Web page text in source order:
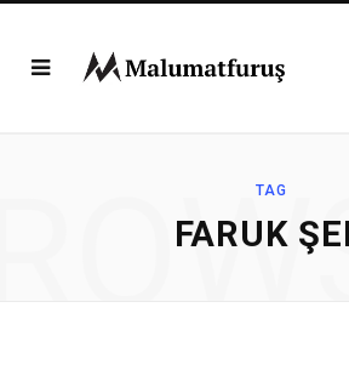
TAG
FARUK